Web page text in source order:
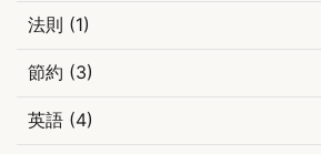
法則 (1)
節約 (3)
英語 (4)